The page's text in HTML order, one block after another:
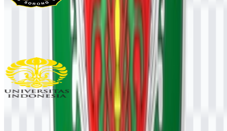
UNIMUDA Sorong
Universitas Indonesia (UI)